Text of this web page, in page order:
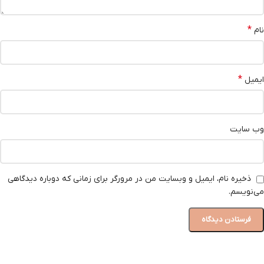
نام *
ایمیل *
وب‌ سایت
ذخیره نام، ایمیل و وبسایت من در مرورگر برای زمانی که دوباره دیدگاهی
می‌نویسم.